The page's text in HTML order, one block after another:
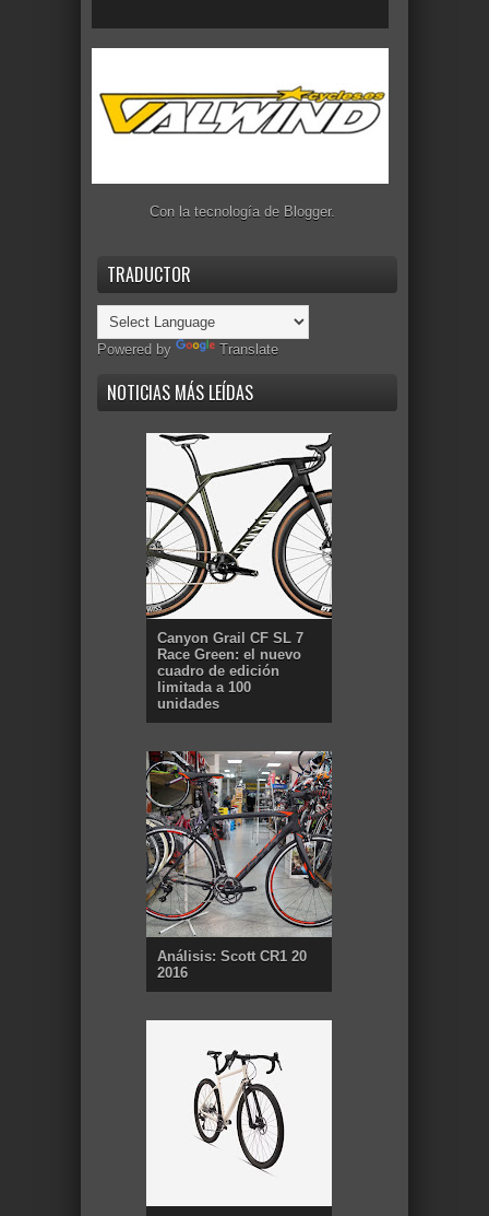
Con la tecnología de Blogger.
TRADUCTOR
Powered by Translate
NOTICIAS MÁS LEÍDAS
Canyon Grail CF SL 7
Race Green: el nuevo
cuadro de edición
limitada a 100
unidades
Análisis: Scott CR1 20
2016